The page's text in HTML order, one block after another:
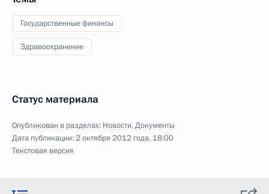
Государственные финансы
Здравоохранение
Статус материала
Опубликован в разделах: Новости,Документы
Дата публикации:2 октября 2012 года, 18:00
Текстовая версия